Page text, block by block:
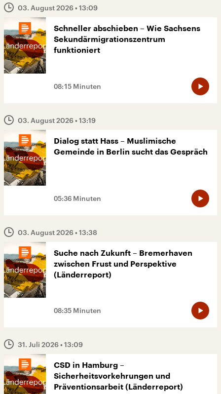
03. August 2026• 13:09
Schneller abschieben – Wie Sachsens
Sekundärmigrationszentrum
funktioniert
08:15 Minuten
03. August 2026• 13:19
Dialog statt Hass – Muslimische
Gemeinde in Berlin sucht das Gespräch
05:36 Minuten
03. August 2026• 13:38
Suche nach Zukunft – Bremerhaven
zwischen Frust und Perspektive
(Länderreport)
08:35 Minuten
31. Juli 2026• 13:09
CSD in Hamburg –
Sicherheitsvorkehrungen und
Präventionsarbeit (Länderreport)